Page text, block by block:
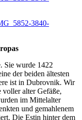
Sie wurde 1422
der beiden ältesten
ist in Dubrovnik. Wir
voller alter Gefäße,
im Mittelalter
und gemahlenem
Die Estin hinter dem